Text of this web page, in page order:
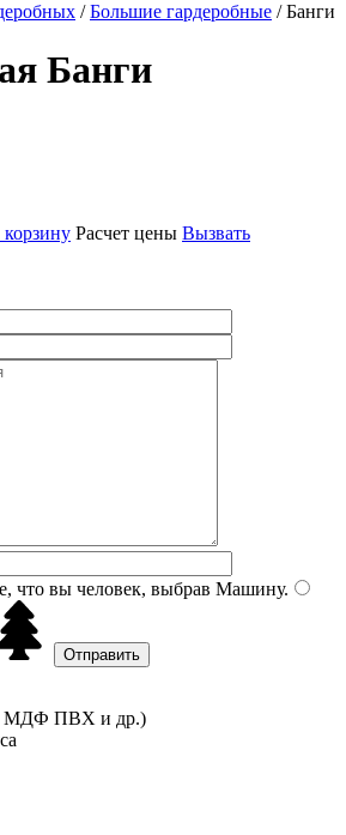
/Большие гардеробные / Банги
Банги
Расчет цены Вызвать
что вы человек, выбрав Машину.
МДФ ПВХ и др.)